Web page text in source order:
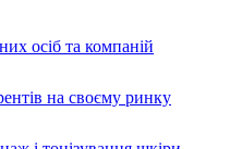
осіб та компаній
на своєму ринку